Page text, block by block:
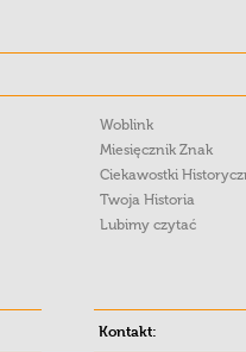
Woblink
Miesięcznik Znak
Ciekawostki
Twoja Historia
Lubimy czytać
Kontakt: